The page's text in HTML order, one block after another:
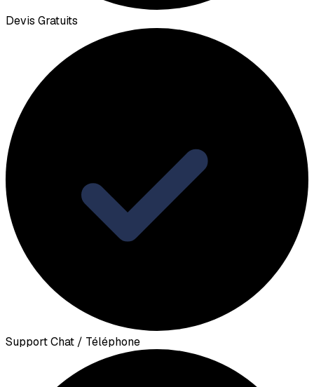
Devis Gratuits
Support Chat / Téléphone